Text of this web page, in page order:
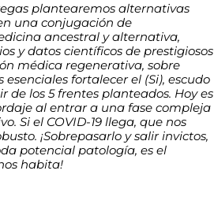
plantearemos alternativas
una conjugación de
ancestral y alternativa,
y datos científicos de prestigiosos
médica regenerativa, sobre
fortalecer el (Si), escudo
los 5 frentes planteados. Hoy es
al entrar a una fase compleja
Si el COVID-19 llega, que nos
¡Sobrepasarlo y salir invictos,
potencial patología, es el
habita!